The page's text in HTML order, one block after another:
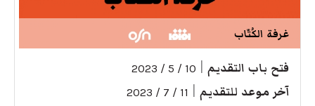
غرفة الكُتّاب
فتح باب التقديم 10 / 5 / 2023
آخر موعد للتقديم 11 / 7 / 2023